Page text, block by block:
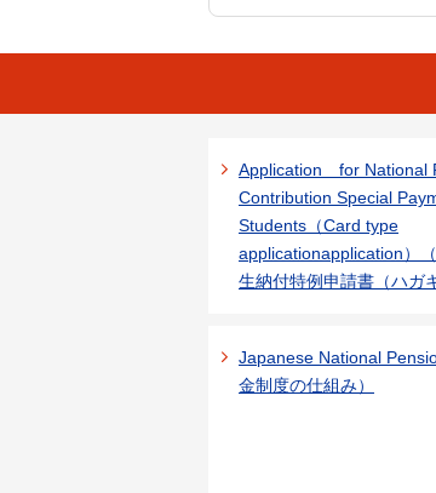
Application for National
Contribution Special
Students（Card type
applicationapplication）
生納付特例申請書（ハガ
Japanese National
金制度の仕組み）